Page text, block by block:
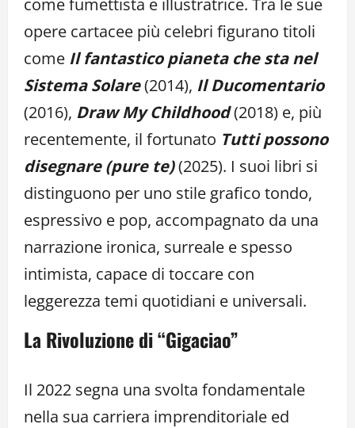
opere cartacee più celebri figurano titoli
come Il fantastico pianeta che sta nel
Sistema Solare(2014), Il Ducomentario
(2016), Draw My Childhood(2018) e, più
recentemente, il fortunato Tutti possono
disegnare (pure te)(2025). I suoi libri si
distinguono per uno stile grafico tondo,
espressivo e pop, accompagnato da una
narrazione ironica, surreale e spesso
intimista, capace di toccare con
leggerezza temi quotidiani e universali.
La Rivoluzione di “Gigaciao”
Il 2022 segna una svolta fondamentale
nella sua carriera imprenditoriale ed